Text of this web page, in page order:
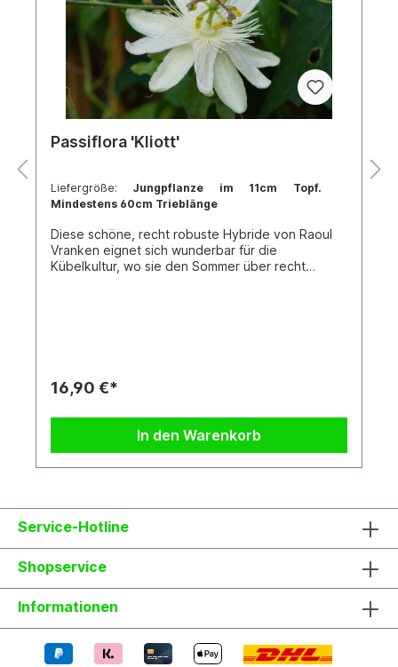
Passiflora 'Kliott'
Liefergröße: Jungpflanze im 11cm Topf.
Mindestens 60cm Trieblänge
Diese schöne, recht robuste Hybride von Raoul
Vranken eignet sich wunderbar für die
Kübelkultur, wo sie den Sommer über recht
16,90 €*
In den Warenkorb
Service-Hotline
Shopservice
Informationen